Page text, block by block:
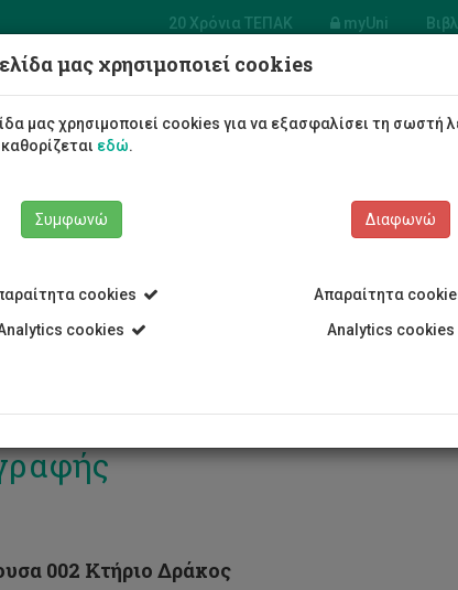
20 Χρόνια ΤΕΠΑΚ myUni
Φοιτητές/τριες Σπουδές
Door’ υβριδικές
002 Κτήριο Δράκος
μας χρησιμοποιεί cookies
μας χρησιμοποιεί cookies για να εξασφαλίσει τη σωστή
εδώ.
Συμφωνώ
cookies
cookies
Διαφωνώ
Απαραίτητα
Analytics cookies